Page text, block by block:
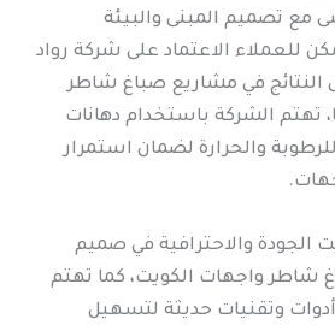
مع تصميم المبنى والبيئة
للعملاء الاعتماد على شركة رواد
النتائج في مشاريع صباغ شاطر
تهتم الشركة باستخدام دهانات
والحرارة لضمان استمرار
الجودة والاحترافية في صميم
شاطر واجهات الكويت، كما تهتم
أدوات وتقنيات حديثة لتسهيل